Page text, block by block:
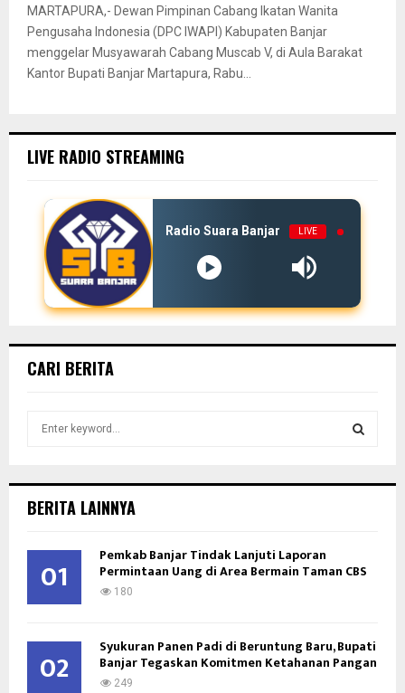
MARTAPURA,- Dewan Pimpinan Cabang Ikatan Wanita
Pengusaha Indonesia (DPC IWAPI) Kabupaten Banjar
menggelar Musyawarah Cabang Muscab V, di Aula Barakat
Kantor Bupati Banjar Martapura, Rabu...
LIVE RADIO STREAMING
Radio Suara Banjar LIVE
CARI BERITA
h
o
R
H
BERITA LAINNYA
01 Pemkab Banjar Tindak Lanjuti Laporan
Permintaan Uang di Area Bermain Taman CBS
180
02 Syukuran Panen Padi di Beruntung Baru, Bupati
Banjar Tegaskan Komitmen Ketahanan Pangan
249